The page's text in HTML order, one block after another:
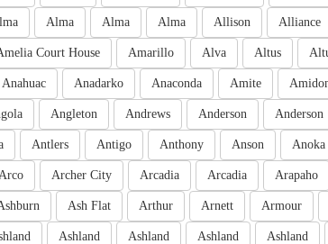
Alliance
Allison
Alma
Alma
Alma
Altus
Alva
Amarillo
Court House
Amite
Anaconda
Anadarko
Anahuac
Anderson
Anderson
Andrews
Angleton
Anoka
Anson
Anthony
Antigo
Antlers
Arapaho
Arcadia
Arcadia
Archer City
Armour
Arnett
Arthur
Ash Flat
Ashland
Ashland
Ashland
Ashland